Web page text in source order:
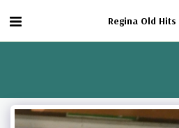
Regina Old Hits